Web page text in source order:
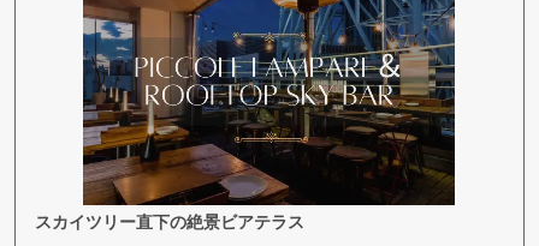
スカイツリー直下の絶景ビアテラス